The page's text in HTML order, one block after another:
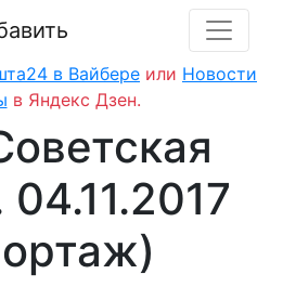
в Вайбере или Новости
в Яндекс Дзен.